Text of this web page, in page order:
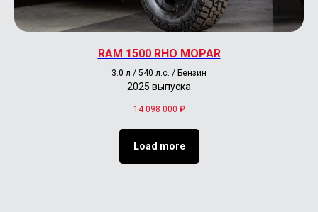
RAM 1500 RHO MOPAR
3.0 л / 540 л.с. / Бензин
2025 выпуска
14 098 000 ₽
Load more